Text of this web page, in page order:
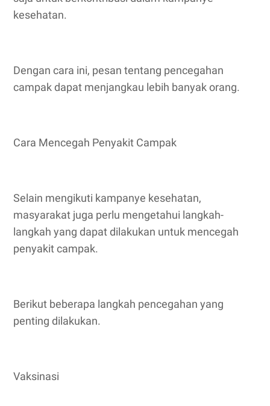
kesehatan.
Dengan cara ini, pesan tentang pencegahan
campak dapat menjangkau lebih banyak orang.
Cara Mencegah Penyakit Campak
Selain mengikuti kampanye kesehatan,
masyarakat juga perlu mengetahui langkah-
langkah yang dapat dilakukan untuk mencegah
penyakit campak.
Berikut beberapa langkah pencegahan yang
penting dilakukan.
Vaksinasi